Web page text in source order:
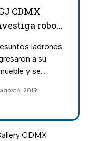
CDMX
robo
ladrones
a su
y se
2019
CDMX